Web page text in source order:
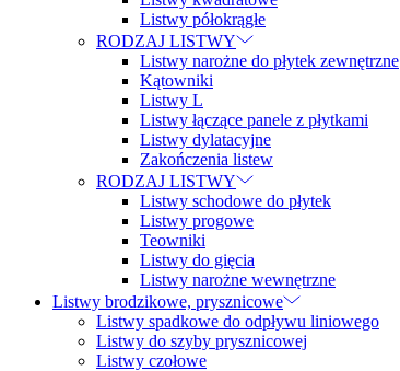
Listwy półokrągłe
RODZAJ LISTWY
Listwy narożne do płytek zewnętrzne
Kątowniki
Listwy L
Listwy łączące panele z płytkami
Listwy dylatacyjne
Zakończenia listew
RODZAJ LISTWY
Listwy schodowe do płytek
Listwy progowe
Teowniki
Listwy do gięcia
Listwy narożne wewnętrzne
Listwy brodzikowe, prysznicowe
Listwy spadkowe do odpływu liniowego
Listwy do szyby prysznicowej
Listwy czołowe